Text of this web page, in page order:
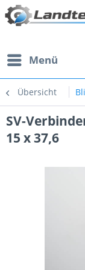
Menü
Übersicht
SV-
15 x 37,6